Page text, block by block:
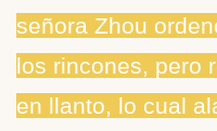
señora Zhou
los rincones, pero
en llanto, lo cual